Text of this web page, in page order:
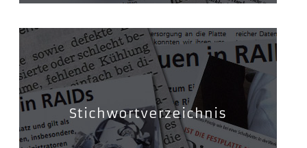
Stichwortverzeichnis